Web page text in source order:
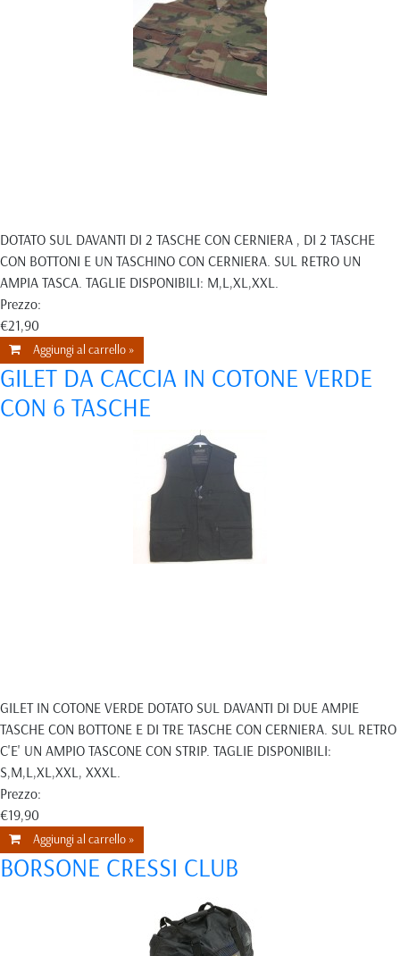
DOTATO SUL DAVANTI DI 2 TASCHE CON CERNIERA , DI 2 TASCHE
CON BOTTONI E UN TASCHINO CON CERNIERA. SUL RETRO UN
AMPIA TASCA. TAGLIE DISPONIBILI: M,L,XL,XXL.
Prezzo:
€21,90
Aggiungi al carrello »
GILET DA CACCIA IN COTONE VERDE
CON 6 TASCHE
GILET IN COTONE VERDE DOTATO SUL DAVANTI DI DUE AMPIE
TASCHE CON BOTTONE E DI TRE TASCHE CON CERNIERA. SUL RETRO
C'E' UN AMPIO TASCONE CON STRIP. TAGLIE DISPONIBILI:
S,M,L,XL,XXL, XXXL.
Prezzo:
€19,90
Aggiungi al carrello »
BORSONE CRESSI CLUB